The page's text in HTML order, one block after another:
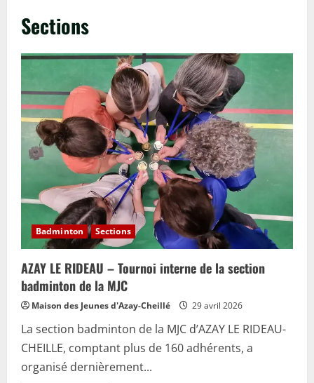
Sections
Badminton Sections
AZAY LE RIDEAU – Tournoi interne de la section
badminton de la MJC
Maison des Jeunes d'Azay-Cheillé 29 avril 2026
La section badminton de la MJC d’AZAY LE RIDEAU-
CHEILLE, comptant plus de 160 adhérents, a
organisé dernièrement...